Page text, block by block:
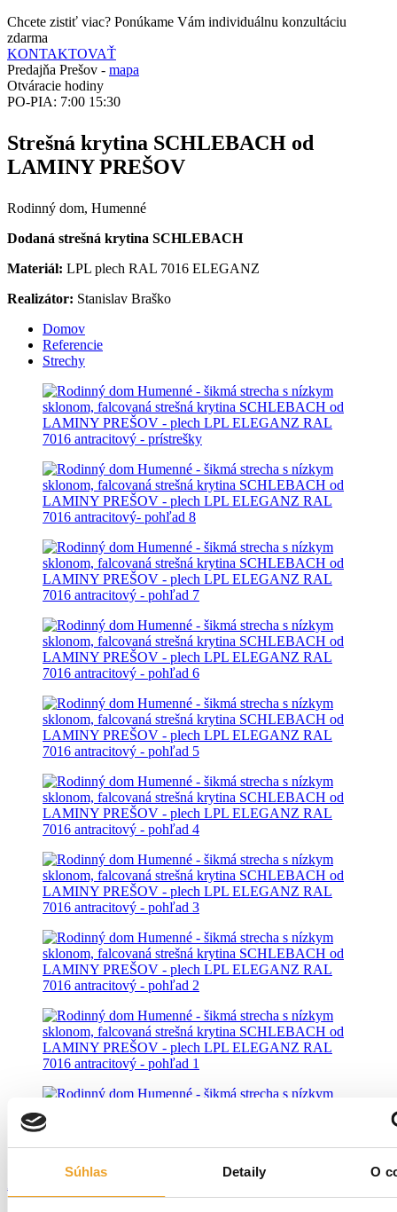
Súhlas Detaily O
Chcete zistiť viac? Ponúkame Vám individuálnu konzultáciu
zdarma
KONTAKTOVAŤ
Predajňa Prešov - mapa
Otváracie hodiny
PO-PIA: 7:00 15:30
Strešná krytina SCHLEBACH od
LAMINY PREŠOV
Rodinný dom, Humenné
Dodaná strešná krytina SCHLEBACH
Materiál: LPL plech RAL 7016 ELEGANZ
Realizátor: Stanislav Braško
Domov
Referencie
Strechy